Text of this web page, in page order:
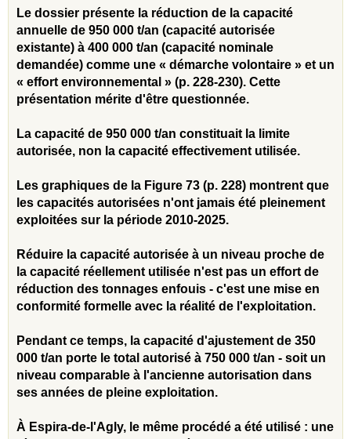
Le dossier présente la réduction de la capacité
annuelle de 950 000 t/an (capacité autorisée
existante) à 400 000 t/an (capacité nominale
demandée) comme une « démarche volontaire » et un
« effort environnemental » (p. 228-230). Cette
présentation mérite d'être questionnée.
La capacité de 950 000 t/an constituait la limite
autorisée, non la capacité effectivement utilisée.
Les graphiques de la Figure 73 (p. 228) montrent que
les capacités autorisées n'ont jamais été pleinement
exploitées sur la période 2010-2025.
Réduire la capacité autorisée à un niveau proche de
la capacité réellement utilisée n'est pas un effort de
réduction des tonnages enfouis - c'est une mise en
conformité formelle avec la réalité de l'exploitation.
Pendant ce temps, la capacité d'ajustement de 350
000 t/an porte le total autorisé à 750 000 t/an - soit un
niveau comparable à l'ancienne autorisation dans
ses années de pleine exploitation.
À Espira-de-l'Agly, le même procédé a été utilisé : une